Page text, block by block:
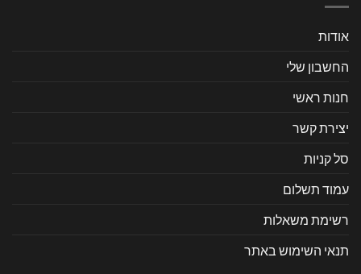
אודות
החשבון שלי
חנות ראשי
יצירת קשר
סל קניות
עמוד תשלום
רשימת משאלות
תנאי השימוש באתר